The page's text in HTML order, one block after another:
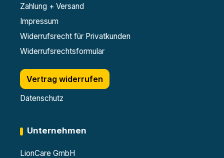
Zahlung + Versand
Impressum
Widerrufsrecht für Privatkunden
Widerrufsrechtsformular
Vertrag widerrufen
Datenschutz
Unternehmen
LionCare GmbH